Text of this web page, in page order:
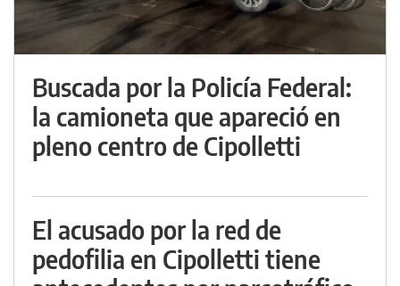
Buscada por la Policía Federal:
la camioneta que apareció en
pleno centro de Cipolletti
El acusado por la red de
pedofilia en Cipolletti tiene